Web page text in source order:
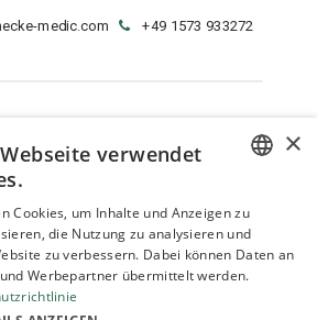
medic.com +49 1573 933272
ENGLISH
×
verwendet
Cookies, um Inhalte und Anzeigen zu
die Nutzung zu analysieren und
zu verbessern. Dabei können Daten an
Werbepartner übermittelt werden.